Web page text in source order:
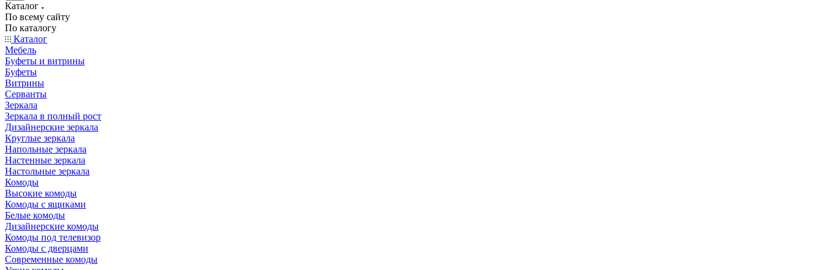
Каталог
По всему сайту
По каталогу
Каталог
Мебель
Буфеты и витрины
Буфеты
Витрины
Серванты
Зеркала
Зеркала в полный рост
Дизайнерские зеркала
Круглые зеркала
Напольные зеркала
Настенные зеркала
Настольные зеркала
Комоды
Высокие комоды
Комоды с ящиками
Белые комоды
Дизайнерские комоды
Комоды под телевизор
Комоды с дверцами
Современные комоды